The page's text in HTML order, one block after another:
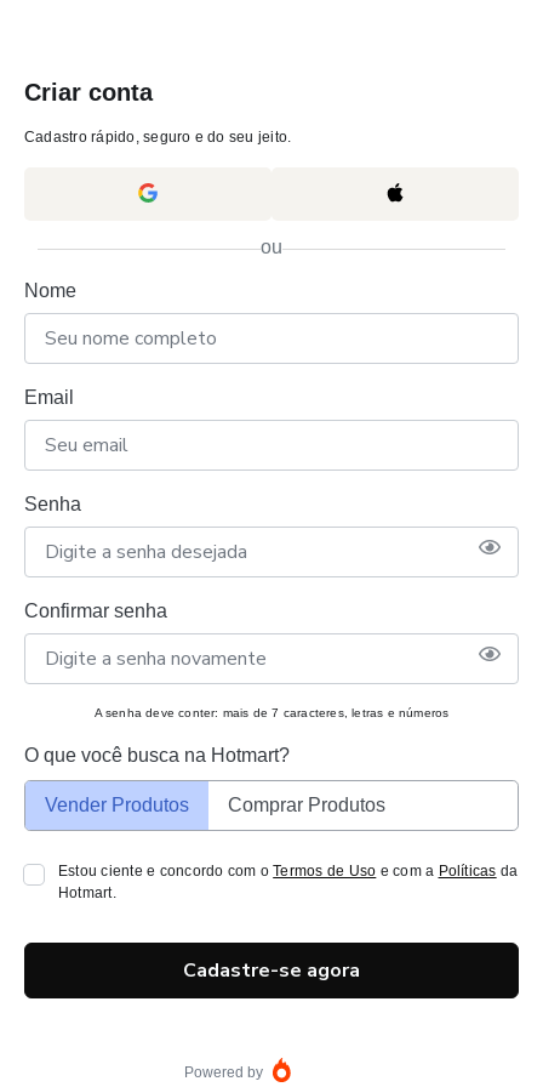
Criar conta
Cadastro rápido, seguro e do seu jeito.
ou
Nome
Email
Senha
Confirmar senha
A senha deve conter: mais de 7 caracteres, letras e números
O que você busca na Hotmart?
Vender Produtos Comprar Produtos
Estou ciente e concordo com oTermos de Uso e com a Políticas da
Hotmart.
Cadastre-se agora
Powered by